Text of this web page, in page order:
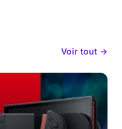
Voir tout →